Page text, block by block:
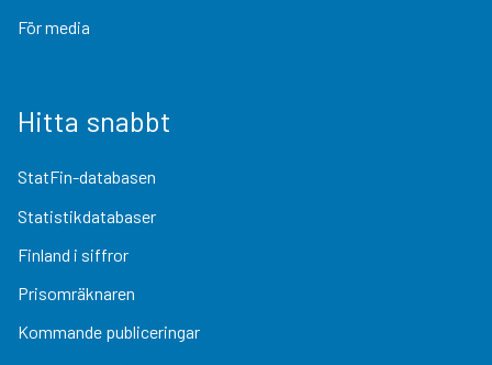
För media
Hitta snabbt
StatFin-databasen
Statistikdatabaser
Finland i siffror
Prisomräknaren
Kommande publiceringar